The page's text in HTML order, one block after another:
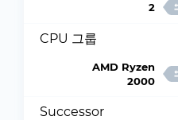
2
CPU 그룹
AMD Ryzen
2000
Successor